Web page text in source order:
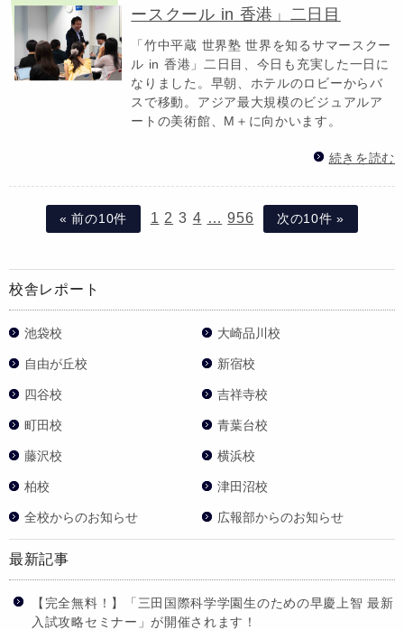
ースクール in 香港」二日目
「竹中平蔵 世界塾 世界を知るサマースクー
ル in 香港」二日目、今日も充実した一日に
なりました。早朝、ホテルのロビーからバ
スで移動。アジア最大規模のビジュアルア
ートの美術館、M＋に向かいます。
続きを読む
« 前の10件 1 2 3 4 … 956 次の10件 »
校舎レポート
池袋校 大崎品川校
自由が丘校 新宿校
四谷校 吉祥寺校
町田校 青葉台校
藤沢校 横浜校
柏校 津田沼校
全校からのお知らせ 広報部からのお知らせ
最新記事
【完全無料！】「三田国際科学学園生のための早慶上智 最新
入試攻略セミナー」が開催されます！